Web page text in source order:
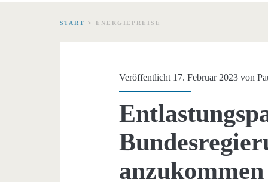
START > ENERGIEPREISE
Veröffentlicht 17. Februar 2023 von
anzukommen